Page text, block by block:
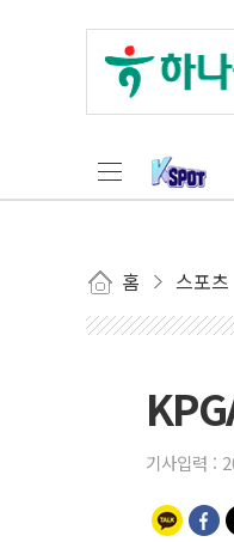
홈 스포츠
기사입력 :